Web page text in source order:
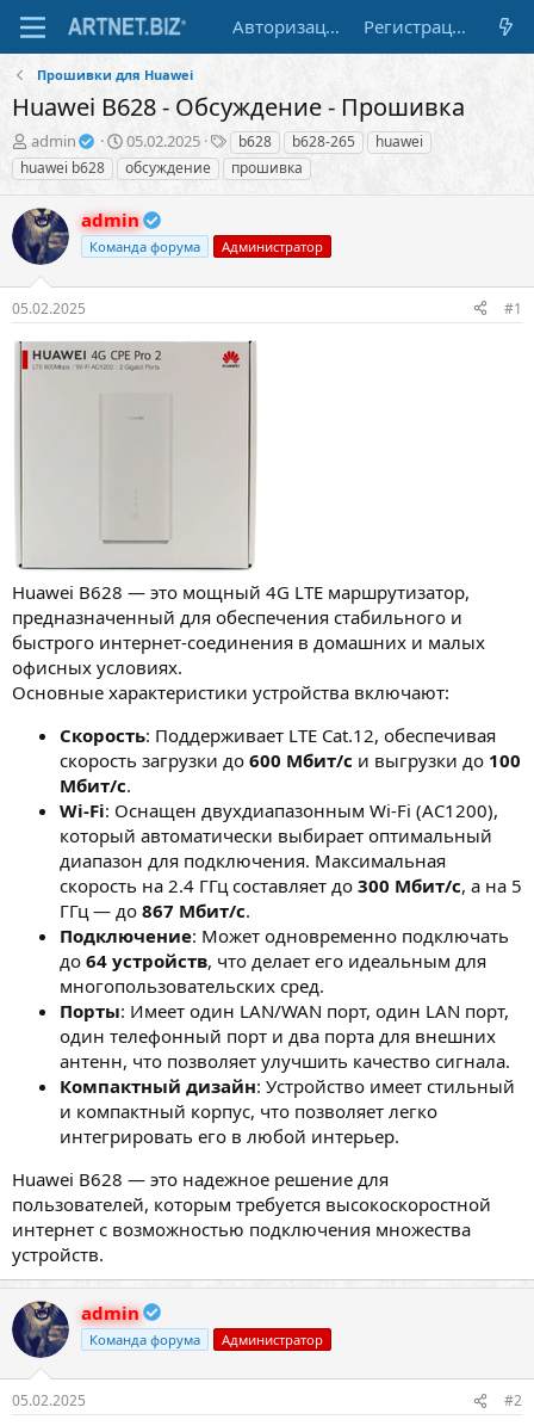
Авторизация Регистрация
Прошивки для Huawei
Huawei B628 - Обсуждение - Прошивка
А
в
т
о
р
т
е
м
ы
admin
Д
а
т
н
а
а
05.02.2025
Т
е
г
b628 b628-265
huawei
huawei b628
обсуждение прошивка
admin
Команда форума Администратор
05.02.2025 #1
Huawei B628 — это мощный 4G LTE маршрутизатор,
предназначенный для обеспечения стабильного и
быстрого интернет-соединения в домашних и малых
офисных условиях.
Основные характеристики устройства включают:
Скорость: Поддерживает LTE Cat.12, обеспечивая
скорость загрузки до 600 Мбит/с и выгрузки до 100
Мбит/с.
Wi-Fi: Оснащен двухдиапазонным Wi-Fi (AC1200),
который автоматически выбирает оптимальный
диапазон для подключения. Максимальная
скорость на 2.4 ГГц составляет до 300 Мбит/с, а на 5
ГГц — до 867 Мбит/с.
Подключение: Может одновременно подключать
до 64 устройств, что делает его идеальным для
многопользовательских сред.
Порты: Имеет один LAN/WAN порт, один LAN порт,
один телефонный порт и два порта для внешних
антенн, что позволяет улучшить качество сигнала.
Компактный дизайн: Устройство имеет стильный
и компактный корпус, что позволяет легко
интегрировать его в любой интерьер.
Huawei B628 — это надежное решение для
пользователей, которым требуется высокоскоростной
интернет с возможностью подключения множества
устройств.
admin
Команда форума Администратор
05.02.2025 #2